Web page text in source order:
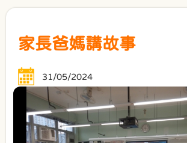
家長爸媽講故事
31/05/2024